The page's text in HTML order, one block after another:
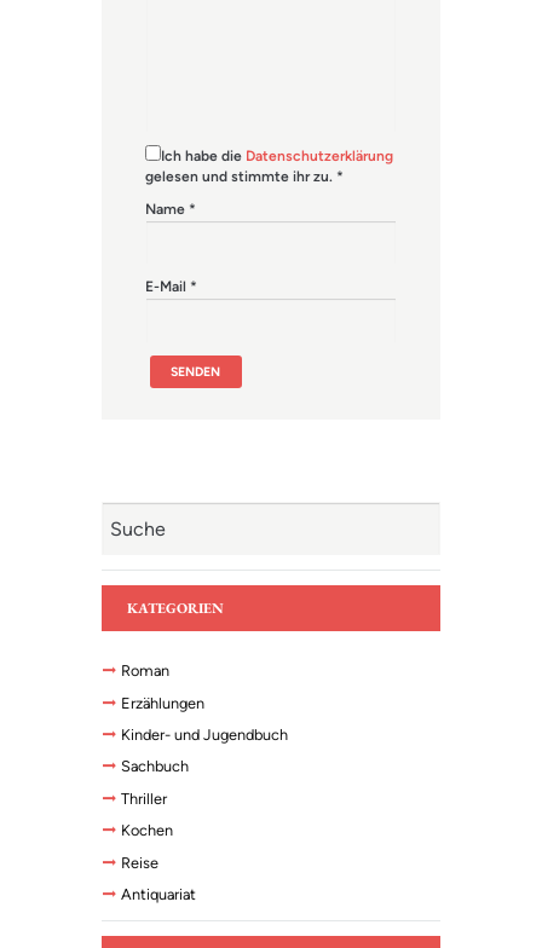
Ich habe die Datenschutzerklärung
gelesen und stimmte ihr zu. *
Name *
E-Mail *
KATEGORIEN
Roman
Erzählungen
Kinder- und Jugendbuch
Sachbuch
Thriller
Kochen
Reise
Antiquariat